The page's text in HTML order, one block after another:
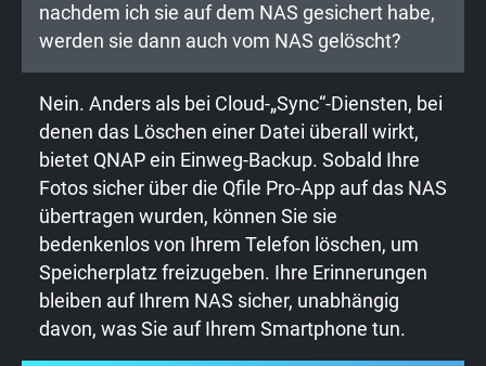
nachdem ich sie auf dem NAS gesichert habe,
werden sie dann auch vom NAS gelöscht?
Nein. Anders als bei Cloud-„Sync“-Diensten, bei
denen das Löschen einer Datei überall wirkt,
bietet QNAP ein Einweg-Backup. Sobald Ihre
Fotos sicher über die Qfile Pro-App auf das NAS
übertragen wurden, können Sie sie
bedenkenlos von Ihrem Telefon löschen, um
Speicherplatz freizugeben. Ihre Erinnerungen
bleiben auf Ihrem NAS sicher, unabhängig
davon, was Sie auf Ihrem Smartphone tun.